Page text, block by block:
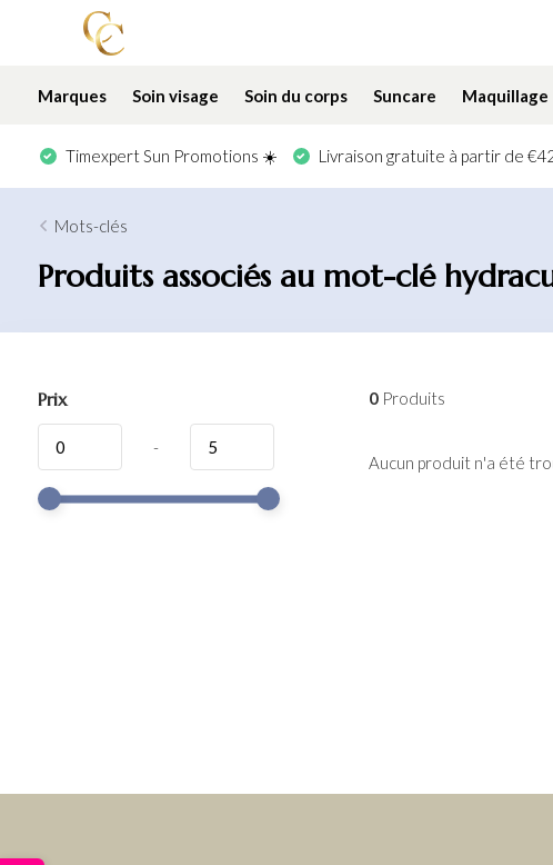
Marques Soin visage Soin du corps Suncare Maquillage
Timexpert Sun Promotions ☀️ Livraison gratuite à partir de
Mots-clés
Produits associés au mot-clé
Prix
-
0Produits
Aucun produit n'a été